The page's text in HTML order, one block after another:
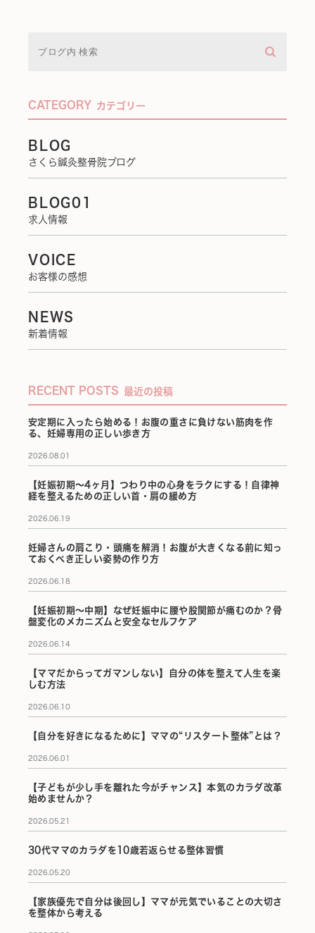
CATEGORY カテゴリー
BLOG
さくら鍼灸整骨院ブログ
BLOG01
求人情報
VOICE
お客様の感想
NEWS
新着情報
RECENT POSTS 最近の投稿
安定期に入ったら始める！お腹の重さに負けない筋肉を作
る、妊婦専用の正しい歩き方
2026.08.01
【妊娠初期〜4ヶ月】つわり中の心身をラクにする！自律神
経を整えるための正しい首・肩の緩め方
2026.06.19
妊婦さんの肩こり・頭痛を解消！お腹が大きくなる前に知っ
ておくべき正しい姿勢の作り方
2026.06.18
【妊娠初期〜中期】なぜ妊娠中に腰や股関節が痛むのか？骨
盤変化のメカニズムと安全なセルフケア
2026.06.14
【ママだからってガマンしない】自分の体を整えて人生を楽
しむ方法
2026.06.10
【自分を好きになるために】ママの“リスタート整体”とは？
2026.06.01
【子どもが少し手を離れた今がチャンス】本気のカラダ改革
始めませんか？
2026.05.21
30代ママのカラダを10歳若返らせる整体習慣
2026.05.20
【家族優先で自分は後回し】ママが元気でいることの大切さ
を整体から考える